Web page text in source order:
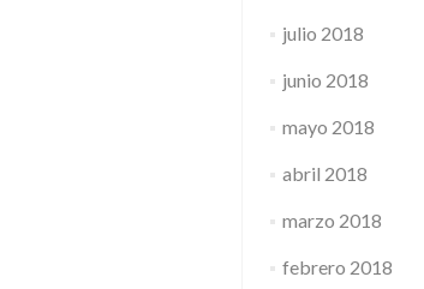
julio 2018
junio 2018
mayo 2018
abril 2018
marzo 2018
febrero 2018